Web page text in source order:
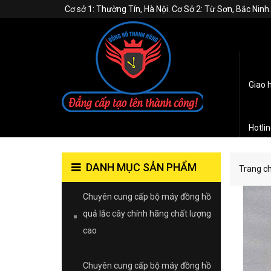
Cơ sở 1: Thường Tín, Hà Nội. Cơ Sở 2: Từ Sơn, Bắc
Giao
Trang
DANH MỤC SẢN PHẨM
Chuyên cung cấp bộ máy đồng hồ
quả lắc cây chính hãng chất lượng
cao
Chuyên cung cấp bộ máy đồng hồ